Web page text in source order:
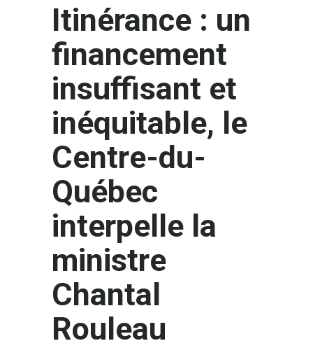
Itinérance : un
financement
insuffisant et
inéquitable, le
Centre-du-
Québec
interpelle la
ministre
Chantal
Rouleau